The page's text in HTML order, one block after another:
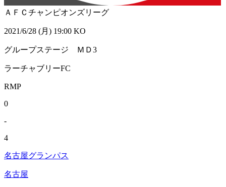
ＡＦＣチャンピオンズリーグ
2021/6/28 (月) 19:00 KO
グループステージ ＭＤ3
ラーチャブリーFC
RMP
0
-
4
名古屋グランパス
名古屋